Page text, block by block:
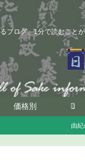
ブログ。1分で読むこと
価格別
由